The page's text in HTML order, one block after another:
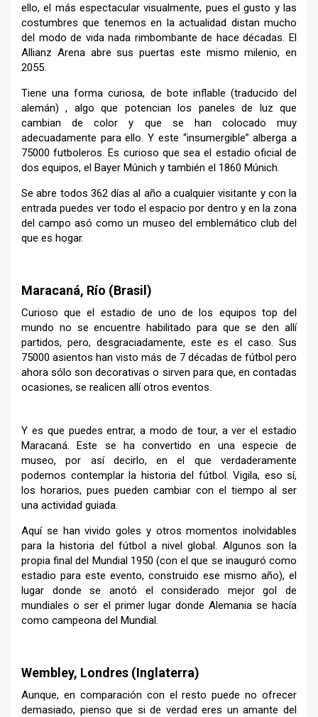
ello, el más espectacular visualmente, pues el gusto y las
costumbres que tenemos en la actualidad distan mucho
del modo de vida nada rimbombante de hace décadas. El
Allianz Arena abre sus puertas este mismo milenio, en
2055.
Tiene una forma curiosa, de bote inflable (traducido del
alemán) , algo que potencian los paneles de luz que
cambian de color y que se han colocado muy
adecuadamente para ello. Y este “insumergible” alberga a
75000 futboleros. Es curioso que sea el estadio oficial de
dos equipos, el Bayer Múnich y también el 1860 Múnich.
Se abre todos 362 días al año a cualquier visitante y con la
entrada puedes ver todo el espacio por dentro y en la zona
del campo asó como un museo del emblemático club del
que es hogar.
Maracaná, Río (Brasil)
Curioso que el estadio de uno de los equipos top del
mundo no se encuentre habilitado para que se den allí
partidos, pero, desgraciadamente, este es el caso. Sus
75000 asientos han visto más de 7 décadas de fútbol pero
ahora sólo son decorativas o sirven para que, en contadas
ocasiones, se realicen allí otros eventos.
Y es que puedes entrar, a modo de tour, a ver el estadio
Maracaná. Este se ha convertido en una especie de
museo, por así decirlo, en el que verdaderamente
podemos contemplar la historia del fútbol. Vigila, eso sí,
los horarios, pues pueden cambiar con el tiempo al ser
una actividad guiada.
Aquí se han vivido goles y otros momentos inolvidables
para la historia del fútbol a nivel global. Algunos son la
propia final del Mundial 1950 (con el que se inauguró como
estadio para este evento, construido ese mismo año), el
lugar donde se anotó el considerado mejor gol de
mundiales o ser el primer lugar donde Alemania se hacía
como campeona del Mundial.
Wembley, Londres (Inglaterra)
Aunque, en comparación con el resto puede no ofrecer
demasiado, pienso que si de verdad eres un amante del